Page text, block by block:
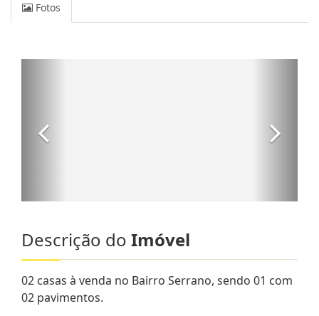
Fotos
Descrição do Imóvel
02 casas à venda no Bairro Serrano, sendo 01 com
02 pavimentos.